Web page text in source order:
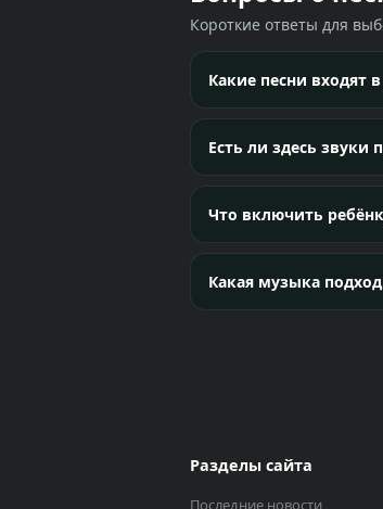
Короткие ответы для
Какие песни входят
Есть ли здесь звуки
Что включить
Какая музыка
Разделы сайта
Последние новости